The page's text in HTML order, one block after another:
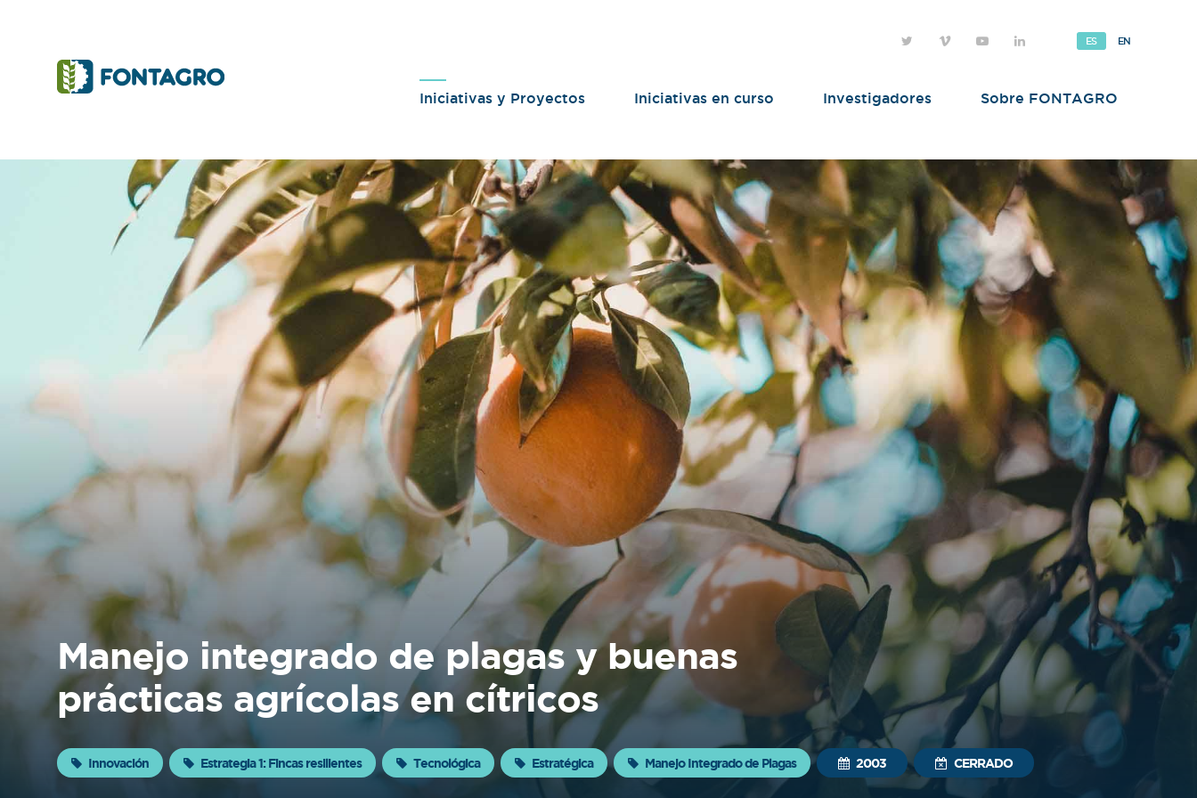
Sobre
FONTAGRO
FONTAGRO es un mecanismo de
cooperación único que fomenta la
inversión en innovación en el sector
agroalimentario de América Latina y El
Caribe, y promueve plataformas
regionales públicas y privadas. Sar
Conocer más
ES EN
Iniciativas y Proyectos Iniciativas en curso Investigadores Sobre FONTAGRO
Manejo integrado de plagas y buenas
prácticas agrícolas en cítricos
Innovación Estrategia 1: Fincas resilientes Tecnológica Estratégica Manejo Integrado de Plagas 2003 CERRADO